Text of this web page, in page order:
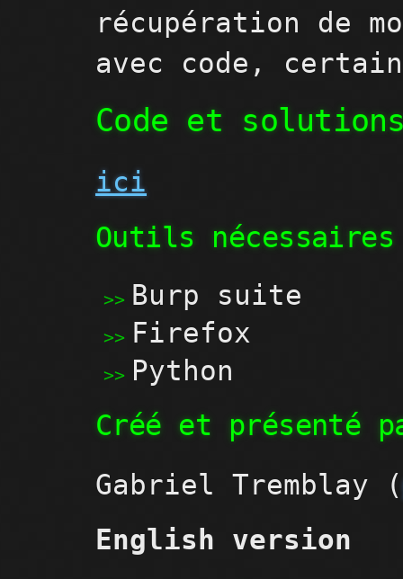
récupération de
avec code,
Code et
ici
Outils nécessaires
Burp suite
Firefox
Python
Créé et présenté
Gabriel Tremblay (
English version